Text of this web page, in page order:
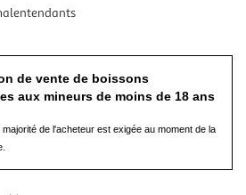
de vente de boissons
aux mineurs de moins de 18 ans
majorité de l'acheteur est exigée au moment de la